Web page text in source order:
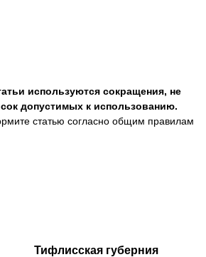
используются сокращения, не
допустимых к использованию.
статью согласно общим правилам
Тифлисская губерния